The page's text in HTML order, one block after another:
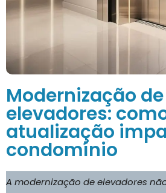
Modernização de
elevadores:
atualização
condomínio
A modernização de elevadores